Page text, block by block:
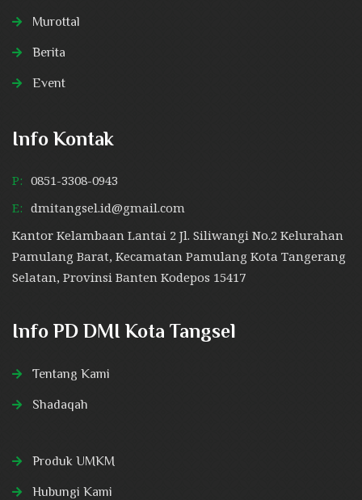
Murottal
Berita
Event
Info Kontak
P: 0851-3308-0943
E: dmitangsel.id@gmail.com
Kantor Kelambaan Lantai 2 Jl. Siliwangi No.2 Kelurahan
Pamulang Barat, Kecamatan Pamulang Kota Tangerang
Selatan, Provinsi Banten Kodepos 15417
Info PD DMI Kota Tangsel
Tentang Kami
Shadaqah
Produk UMKM
Hubungi Kami